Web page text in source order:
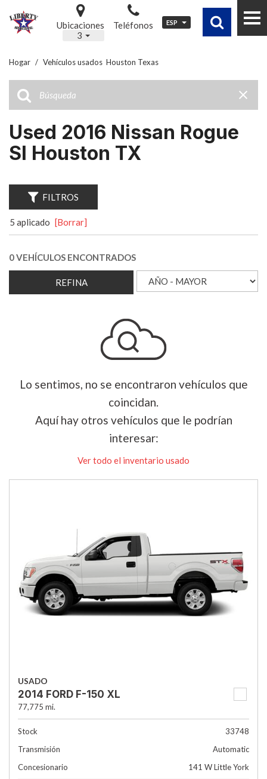
Ubicaciones
3
Teléfonos ESP
Hogar / Vehículos usados ​ Houston Texas
Used 2016 Nissan Rogue
Sl Houston TX
FILTROS
5 aplicado [Borrar]
0 VEHÍCULOS ENCONTRADOS
REFINA
Lo sentimos, no se encontraron vehículos que
coincidan.
Aquí hay otros vehículos que le podrían
interesar:
Ver todo el inventario usado
USADO
2014 FORD F-150 XL
77,775 mi.
Stock
33748
Transmisión
Automatic
Concesionario
141 W Little York